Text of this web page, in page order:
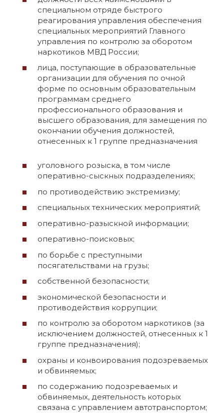
специальном отряде быстрого
реагирования управления обеспечения
специальных мероприятий Главного
управления по контролю за оборотом
наркотиков МВД России;
лица, поступающие в образовательные
организации для обучения по очной
форме по основным образовательным
программам среднего
профессионального образования и
высшего образования, для замещения по
окончании обучения должностей,
отнесенных к 1 группе предназначения
уголовного розыска, в том числе
оперативно-сыскных подразделениях;
по противодействию экстремизму;
специальных технических мероприятий;
оперативно-разыскной информации;
оперативно-поисковых;
по борьбе с преступными
посягательствами на грузы;
собственной безопасности;
экономической безопасности и
противодействия коррупции;
по контролю за оборотом наркотиков (за
исключением должностей, отнесенных к 1
группе предназначения);
охраны и конвоирования подозреваемых
и обвиняемых;
по содержанию подозреваемых и
обвиняемых, деятельность которых
связана с управлением автотранспортом;